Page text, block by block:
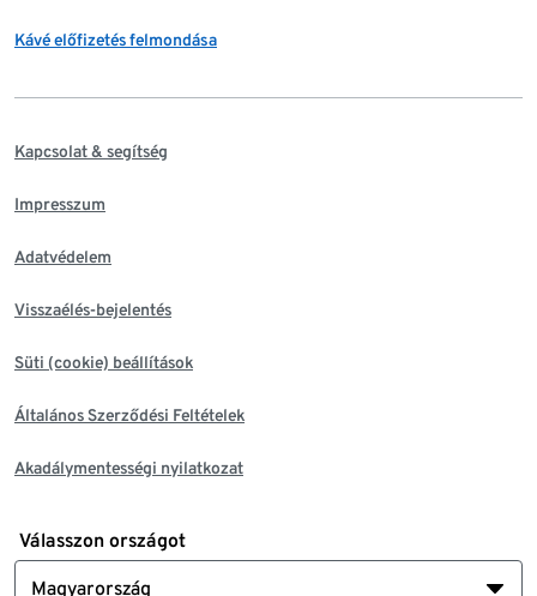
Kávé előfizetés felmondása
Kapcsolat & segítség
Impresszum
Adatvédelem
Visszaélés-bejelentés
Süti (cookie) beállítások
Általános Szerződési Feltételek
Akadálymentességi nyilatkozat
Válasszon országot
Magyarország